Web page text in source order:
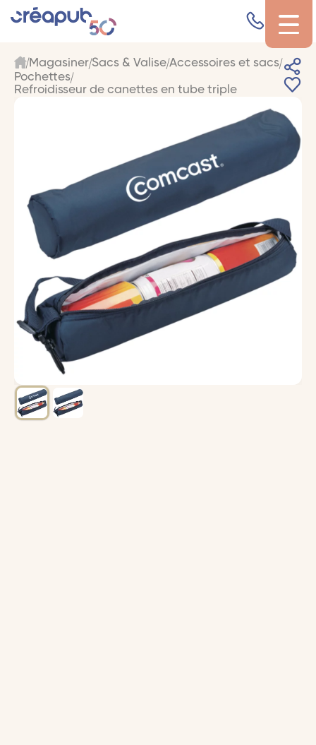
Magasiner Sacs & Valise Accessoires et sacs
Pochettes
Refroidisseur de canettes en tube triple